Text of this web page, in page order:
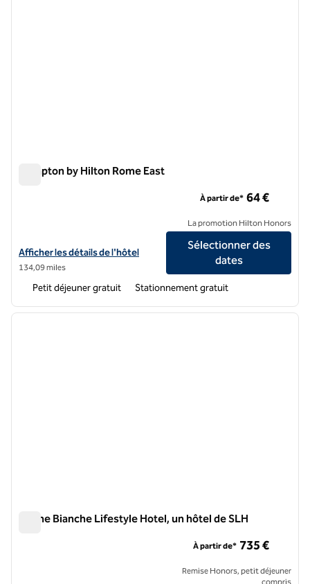
Hampton by Hilton Rome East
Afficher les détails de l'hôtel Hampton by Hilton Rome East
Afficher les détails de l'hôtel
134,09 miles
À partir de* 64 €
La promotion Hilton Honors
Sélectionner des
dates
Petit déjeuner gratuit Stationnement gratuit
1 sur 10
Canne Bianche Lifestyle Hotel, un hôtel de SLH
À partir de* 735 €
Remise Honors, petit déjeuner
compris